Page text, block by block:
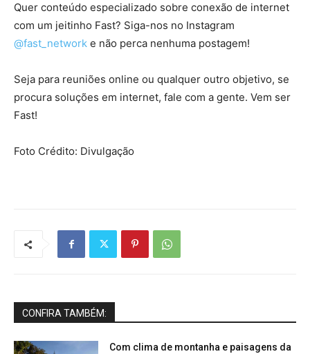
Quer conteúdo especializado sobre conexão de internet
com um jeitinho Fast? Siga-nos no Instagram
@fast_network e não perca nenhuma postagem!
Seja para reuniões online ou qualquer outro objetivo, se
procura soluções em internet, fale com a gente. Vem ser
Fast!
Foto Crédito: Divulgação
CONFIRA TAMBÉM:
Com clima de montanha e paisagens da